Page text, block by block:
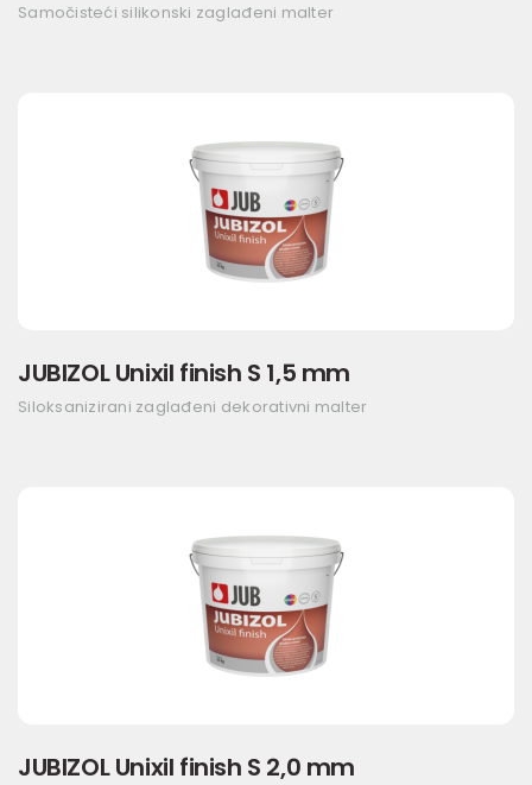
Samočisteći silikonski zaglađeni malter
JUBIZOL Unixil finish S 1,5 mm
Siloksanizirani zaglađeni dekorativni malter
JUBIZOL Unixil finish S 2,0 mm